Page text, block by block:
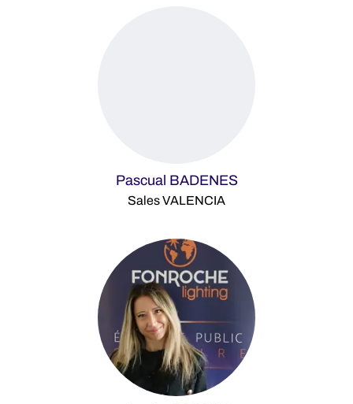
Pascual BADENES
Sales VALENCIA